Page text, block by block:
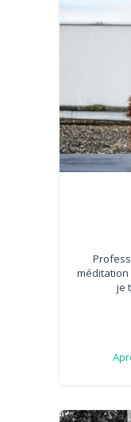
méditation
je